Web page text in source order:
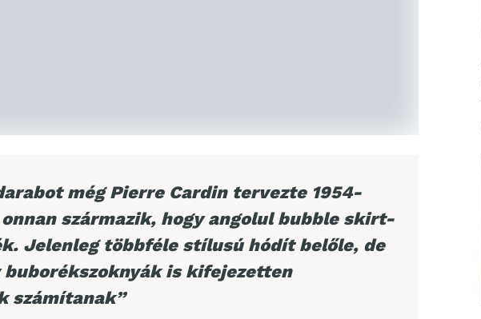
még Pierre Cardin tervezte 1954-
onnan származik, hogy angolul bubble skirt-
Jelenleg többféle stílusú hódít belőle, de
buborékszoknyák is kifejezetten
számítanak”